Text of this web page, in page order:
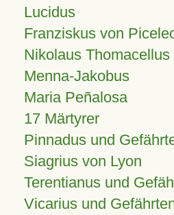
Lucidus
Franziskus von
Nikolaus Thomacellus
Menna-Jakobus
Maria Peñalosa
17 Märtyrer
Pinnadus und
Siagrius von Lyon
Terentianus und
Vicarius und